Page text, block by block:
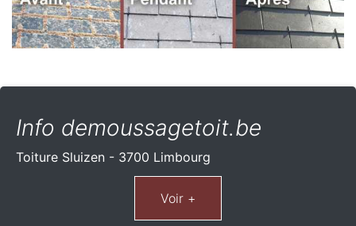
Info demoussagetoit.be
Toiture Sluizen - 3700 Limbourg